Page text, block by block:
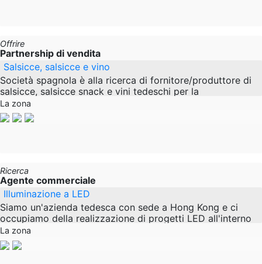
Offrire
Partnership di vendita
Salsicce, salsicce e vino
Società spagnola è alla ricerca di fornitore/produttore di
salsicce, salsicce snack e vini tedeschi per la
distribuzione in Spagna. Rete di propri
La zona
Ricerca
Agente commerciale
Illuminazione a LED
Siamo un'azienda tedesca con sede a Hong Kong e ci
occupiamo della realizzazione di progetti LED all'interno
e all'esterno. Non solo forniamo ai nostri clienti
La zona